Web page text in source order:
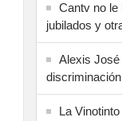
Cantv no le
jubilados y
Alexis José
La